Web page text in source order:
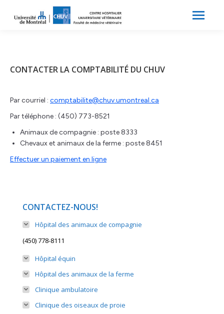
CONTACTER LA COMPTABILITÉ DU CHUV
Par courriel : comptabilite@chuv.umontreal.ca
Par téléphone : (450) 773-8521
Animaux de compagnie : poste 8333
Chevaux et animaux de la ferme : poste 8451
Effectuer un paiement en ligne
CONTACTEZ-NOUS!
Hôpital des animaux de compagnie
(450) 778-8111
Hôpital équin
Hôpital des animaux de la ferme
Clinique ambulatoire
Clinique des oiseaux de proie